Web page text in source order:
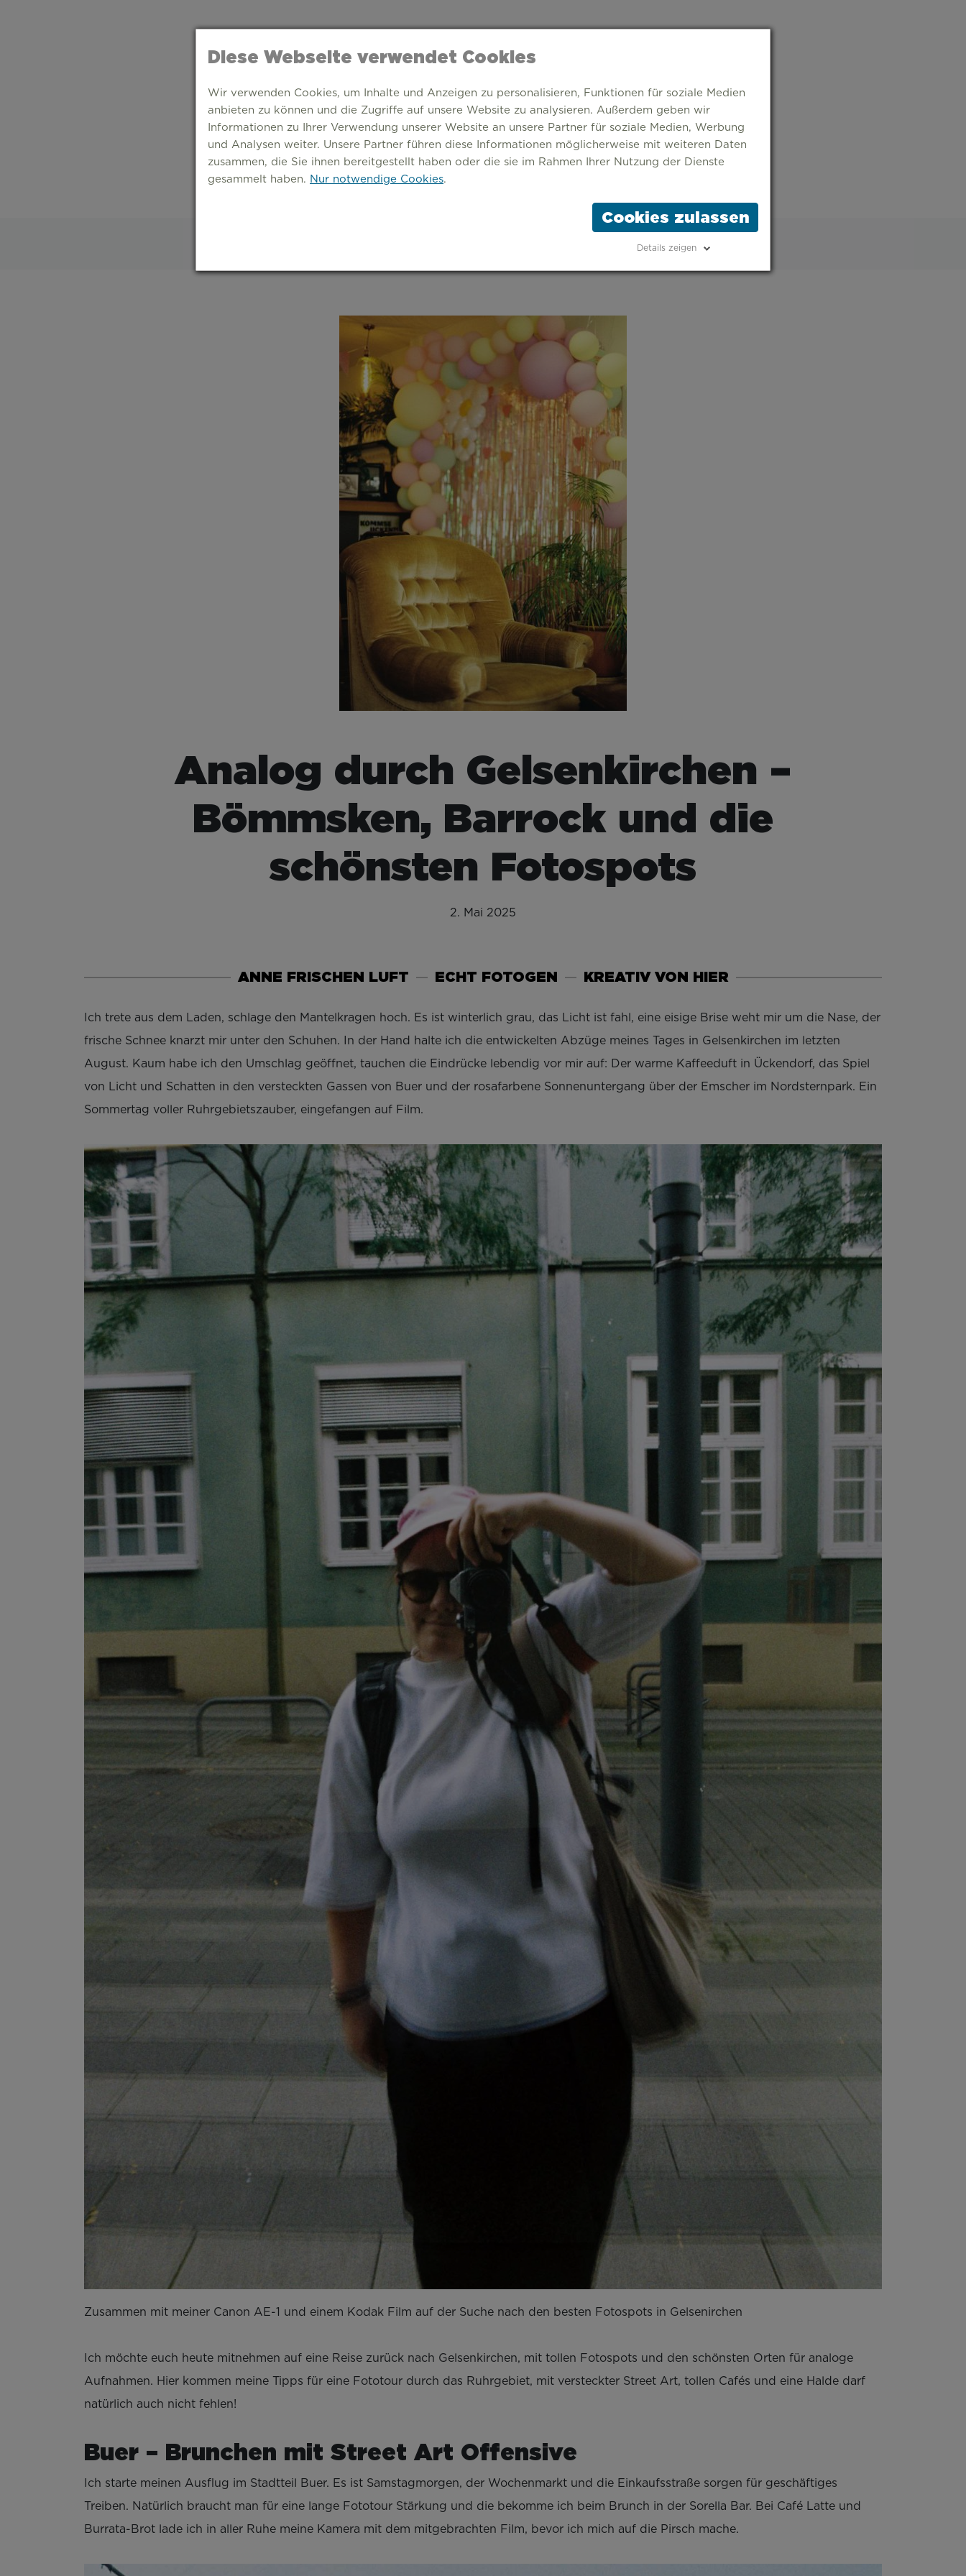
Diese Webseite verwendet Cookies
Wir verwenden Cookies, um Inhalte und Anzeigen zu personalisieren, Funktionen für soziale Medien
anbieten zu können und die Zugriffe auf unsere Website zu analysieren. Außerdem geben wir
Informationen zu Ihrer Verwendung unserer Website an unsere Partner für soziale Medien, Werbung
und Analysen weiter. Unsere Partner führen diese Informationen möglicherweise mit weiteren Daten
zusammen, die Sie ihnen bereitgestellt haben oder die sie im Rahmen Ihrer Nutzung der Dienste
gesammelt haben. Nur notwendige Cookies.
Cookies zulassen
Details zeigen
Analog durch Gelsenkirchen –
Bömmsken, Barrock und die
schönsten Fotospots
2. Mai 2025
ANNE FRISCHEN LUFT ECHT FOTOGEN KREATIV VON HIER
Ich trete aus dem Laden, schlage den Mantelkragen hoch. Es ist winterlich grau, das Licht ist fahl, eine eisige Brise weht mir um die Nase, der
frische Schnee knarzt mir unter den Schuhen. In der Hand halte ich die entwickelten Abzüge meines Tages in Gelsenkirchen im letzten
August. Kaum habe ich den Umschlag geöffnet, tauchen die Eindrücke lebendig vor mir auf: Der warme Kaffeeduft in Ückendorf, das Spiel
von Licht und Schatten in den versteckten Gassen von Buer und der rosafarbene Sonnenuntergang über der Emscher im Nordsternpark. Ein
Sommertag voller Ruhrgebietszauber, eingefangen auf Film.
Zusammen mit meiner Canon AE-1 und einem Kodak Film auf der Suche nach den besten Fotospots in Gelsenirchen
Ich möchte euch heute mitnehmen auf eine Reise zurück nach Gelsenkirchen, mit tollen Fotospots und den schönsten Orten für analoge
Aufnahmen. Hier kommen meine Tipps für eine Fototour durch das Ruhrgebiet, mit versteckter Street Art, tollen Cafés und eine Halde darf
natürlich auch nicht fehlen!
Buer – Brunchen mit Street Art Offensive
Ich starte meinen Ausflug im Stadtteil Buer. Es ist Samstagmorgen, der Wochenmarkt und die Einkaufsstraße sorgen für geschäftiges
Treiben. Natürlich braucht man für eine lange Fototour Stärkung und die bekomme ich beim Brunch in der Sorella Bar. Bei Café Latte und
Burrata-Brot lade ich in aller Ruhe meine Kamera mit dem mitgebrachten Film, bevor ich mich auf die Pirsch mache.